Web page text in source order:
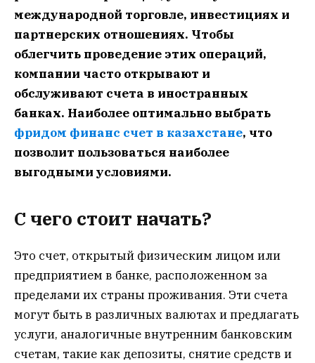
международной торговле, инвестициях и
партнерских отношениях. Чтобы
облегчить проведение этих операций,
компании часто открывают и
обслуживают счета в иностранных
банках. Наиболее оптимально выбрать
фридом финанс счет в казахстане, что
позволит пользоваться наиболее
выгодными условиями.
С чего стоит начать?
Это счет, открытый физическим лицом или
предприятием в банке, расположенном за
пределами их страны проживания. Эти счета
могут быть в различных валютах и предлагать
услуги, аналогичные внутренним банковским
счетам, такие как депозиты, снятие средств и